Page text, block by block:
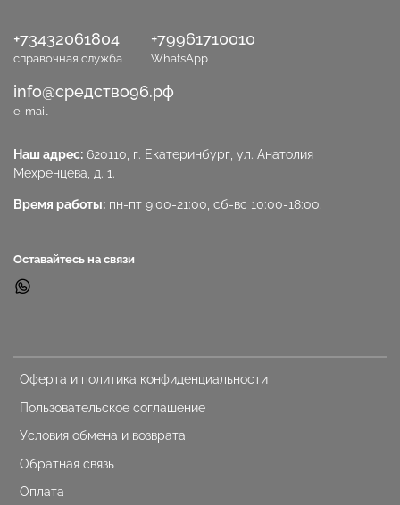
Оферта и политика конфиденциальности
Пользовательское соглашение
Условия обмена и возврата
Обратная связь
Оплата
+73432061804
справочная служба
+79961710010
WhatsApp
info@средство96.рф
e-mail
Наш адрес: 620110, г. Екатеринбург, ул. Анатолия
Мехренцева, д. 1.
Время работы: пн-пт 9:00-21:00, сб-вс 10:00-18:00.
Оставайтесь на связи